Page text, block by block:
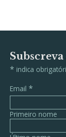
* indica
Email *
Primeiro nome